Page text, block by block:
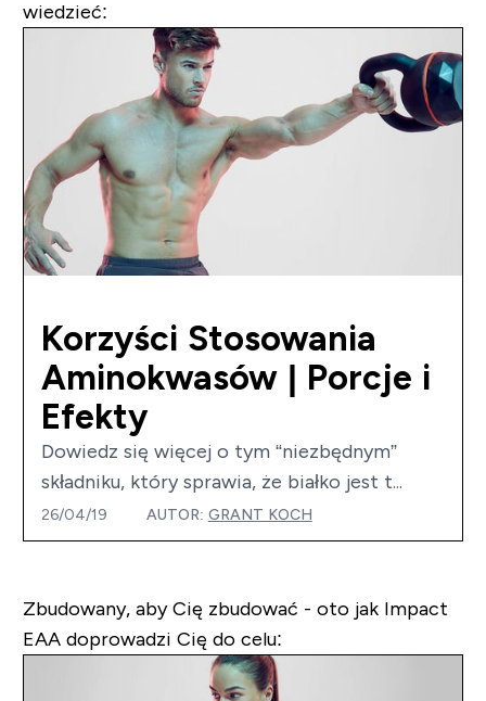
wiedzieć:
Korzyści Stosowania
Aminokwasów | Porcje i
Efekty
Dowiedz się więcej o tym “niezbędnym”
składniku, który sprawia, że białko jest t...
26/04/19 AUTOR: GRANT KOCH
Zbudowany, aby Cię zbudować - oto jak Impact
EAA doprowadzi Cię do celu: